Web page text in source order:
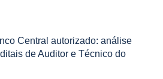
Central autorizado: análise
de Auditor e Técnico do